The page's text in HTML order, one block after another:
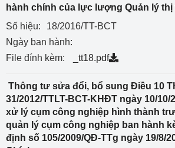
hành chính của lực lượng Quản lý
Số hiệu:
18/2016/TT-BCT
Ngày ban hành:
File đính kèm:
_tt18.pdf
Thông tư sửa đổi, bổ sung Điều 10
31/2012/TTLT-BCT-KHĐT ngày 10/
xử lý cụm công nghiệp hình thành
quản lý cụm công nghiệp ban hành
định số 105/2009/QĐ-TTg ngày 19/8/